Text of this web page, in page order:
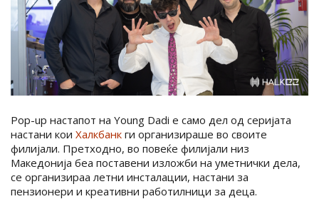
Pop-up настапот на Young Dadi е само дел од серијата
настани кои Халкбанк ги организираше во своите
филијали. Претходно, во повеќе филијали низ
Македонија беа поставени изложби на уметнички дела,
се организираа летни инсталации, настани за
пензионери и креативни работилници за деца.